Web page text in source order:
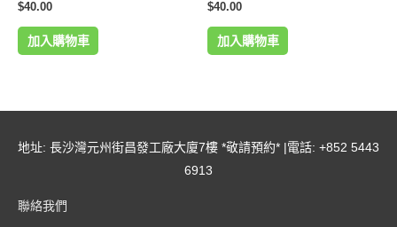
$40.00
加入購物車
$40.00
加入購物車
地址: 長沙灣元州街昌發工廠大廈7樓 *敬請預約* |電話: +852 5443
6913
聯絡我們